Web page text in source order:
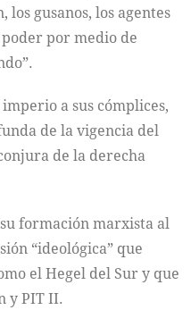
los gusanos, los agentes
por medio de
a sus cómplices,
de la vigencia del
de la derecha
formación marxista al
“ideológica” que
el Hegel del Sur y que
y PIT II.